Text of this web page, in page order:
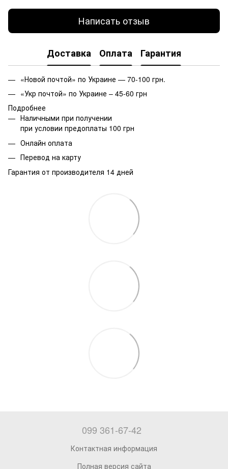
Написать отзыв
Доставка Оплата Гарантия
«Новой почтой» по Украине — 70-100 грн.
«Укр почтой» по Украине – 45-60 грн
Подробнее
Наличными при получении
при условии предоплаты 100 грн
Онлайн оплата
Перевод на карту
Гарантия от производителя 14 дней
099 361-67-42
Контактная информация
Полная версия сайта